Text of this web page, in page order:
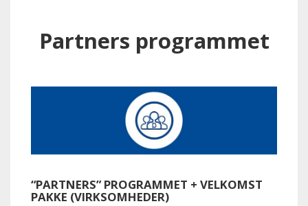
Partners programmet
“PARTNERS” PROGRAMMET + VELKOMST
PAKKE (VIRKSOMHEDER)